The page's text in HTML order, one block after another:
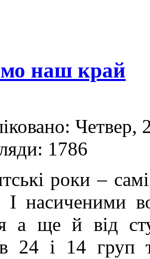
наш край
Четвер,
1786
роки –
насиченими
а ще й від
24 і 14